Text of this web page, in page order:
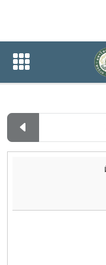
ปฏิทินกิจกร
ปฏิทินกิจกรรมของ